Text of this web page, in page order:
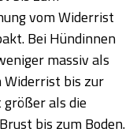
vom Widerrist
Bei Hündinnen
massiv als
Widerrist bis zur
als die
bis zum Boden.